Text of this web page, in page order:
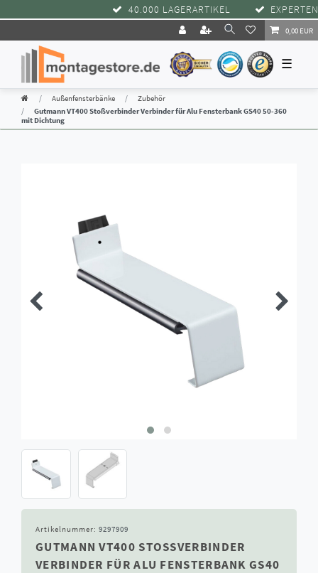
40.000 LAGERARTIKEL
0,00 EUR
☰
Außenfensterbänke
Zubehör
Gutmann VT400 Stoßverbinder Verbinder für Alu Fensterbank GS40 50-360
mit Dichtung
Artikelnummer: 9297909
GUTMANN VT400 STOSSVERBINDER V
ERBINDER FÜR ALU FENSTERBANK GS40 5